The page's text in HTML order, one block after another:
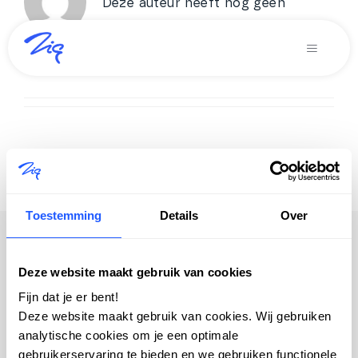
Toestemming Details Over
Deze website maakt gebruik van cookies
Fijn dat je er bent!
Deze website maakt gebruik van cookies. Wij gebruiken
analytische cookies om je een optimale
gebruikerservaring te bieden en we gebruiken functionele
inhoud
Toggle
Diensten
naar:
Deze auteur heeft nog geen
So far pfheek has created 0 blog